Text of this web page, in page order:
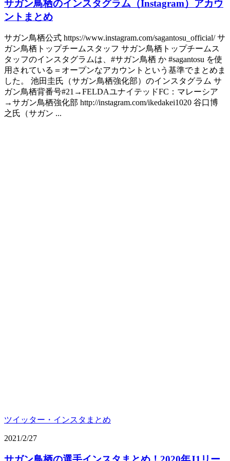
サガン鳥栖のインスタグラム（Instagram）アカウ
ントまとめ
サガン鳥栖公式 https://www.instagram.com/sagantosu_official/ サ
ガン鳥栖トップチームスタッフ サガン鳥栖トップチームス
タッフのインスタグラムは、#サガン鳥栖 か #sagantosu を使
用されている＝オープンなアカウントという基準でまとめま
した。 池田圭氏（サガン鳥栖強化部）のインスタグラム サ
ガン鳥栖背番号#21→FELDAユナイテッドFC：マレーシア
→サガン鳥栖強化部 http://instagram.com/ikedakei1020 谷口博
之氏（サガン ...
ツイッター・インスタまとめ
2021/2/27